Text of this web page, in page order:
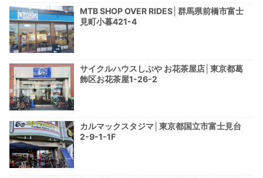
MTB SHOP OVER RIDES│群馬県前橋市富士
見町小暮421-4
サイクルハウスしぶや お花茶屋店│東京都葛
飾区お花茶屋1-26-2
カルマックスタジマ│東京都国立市富士見台
2-9-1-1F